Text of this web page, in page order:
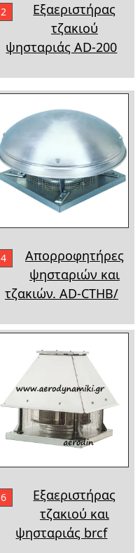
2
Εξαεριστήρας
τζακιού
ψησταριάς AD-200
4
Απορροφητήρες
ψησταριών και
τζακιών. AD-CTHB/
6
Εξαεριστήρας
τζακιού και
ψησταριάς brcf